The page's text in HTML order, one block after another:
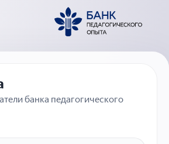
банка педагогического